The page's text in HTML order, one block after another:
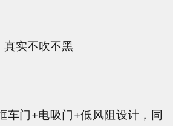
实不吹不黑
车门+电吸门+低风阻设计，同